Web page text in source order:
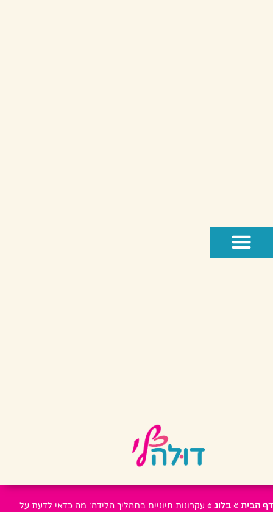
דף הבית » בלוג » עקרונות חיוניים בתהליך הלידה: מה כדאי לדעת על